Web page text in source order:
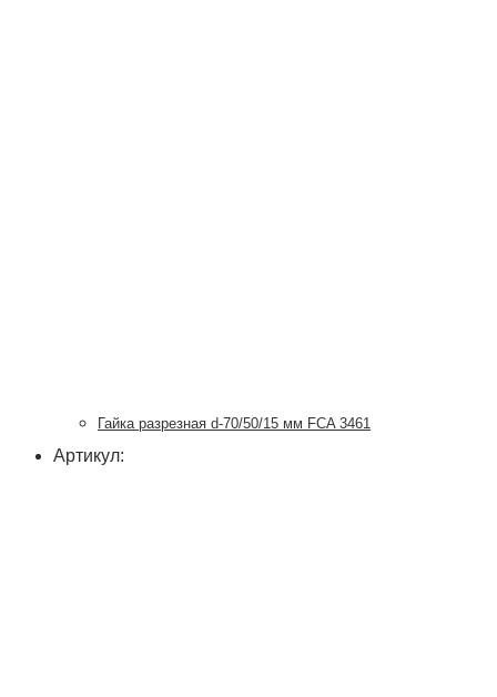
Гайка разрезная d-70/50/15 мм FCA 3461
Артикул: